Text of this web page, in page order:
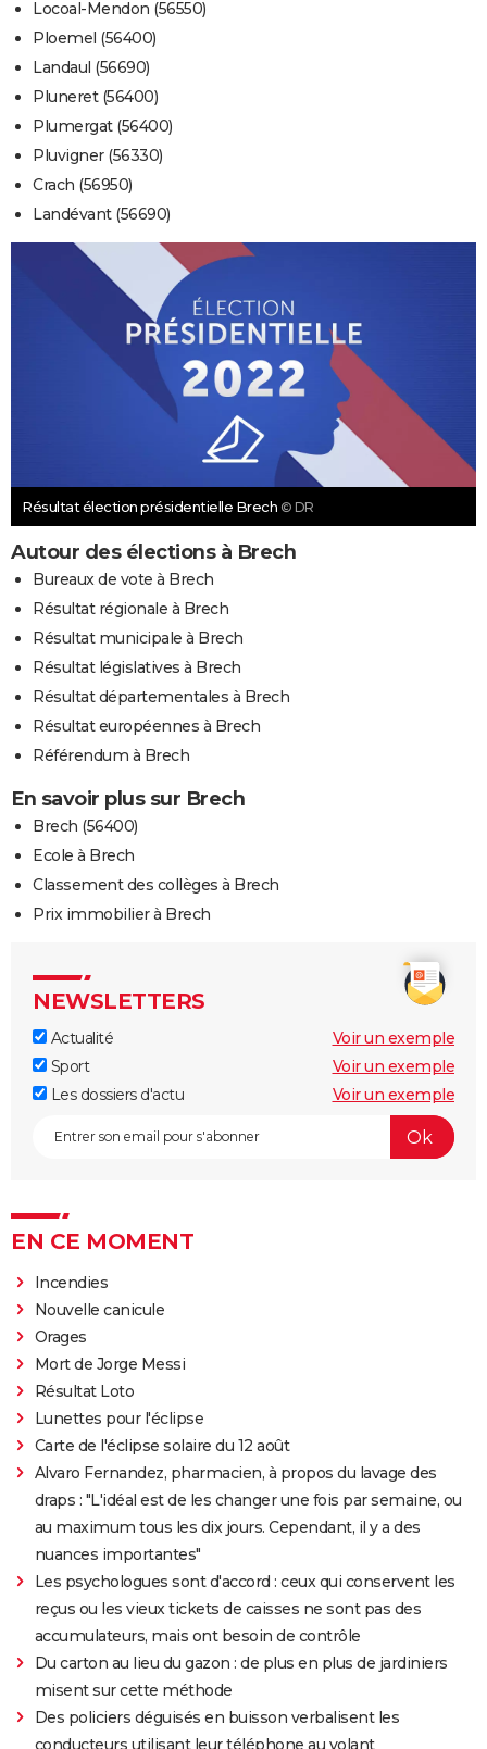
Locoal-Mendon (56550)
Ploemel (56400)
Landaul (56690)
Pluneret (56400)
Plumergat (56400)
Pluvigner (56330)
Crach (56950)
Landévant (56690)
Résultat élection présidentielle Brech © DR
Autour des élections à Brech
Bureaux de vote à Brech
Résultat régionale à Brech
Résultat municipale à Brech
Résultat législatives à Brech
Résultat départementales à Brech
Résultat européennes à Brech
Référendum à Brech
En savoir plus sur Brech
Brech (56400)
Ecole à Brech
Classement des collèges à Brech
Prix immobilier à Brech
NEWSLETTERS
Actualité
Voir un exemple
Sport
Voir un exemple
Les dossiers d'actu
Voir un exemple
EN CE MOMENT
Incendies
Nouvelle canicule
Orages
Mort de Jorge Messi
Résultat Loto
Lunettes pour l'éclipse
Carte de l'éclipse solaire du 12 août
Alvaro Fernandez, pharmacien, à propos du lavage des
draps : "L'idéal est de les changer une fois par semaine, ou
au maximum tous les dix jours. Cependant, il y a des
nuances importantes"
Les psychologues sont d'accord : ceux qui conservent les
reçus ou les vieux tickets de caisses ne sont pas des
accumulateurs, mais ont besoin de contrôle
Du carton au lieu du gazon : de plus en plus de jardiniers
misent sur cette méthode
Des policiers déguisés en buisson verbalisent les
conducteurs utilisant leur téléphone au volant